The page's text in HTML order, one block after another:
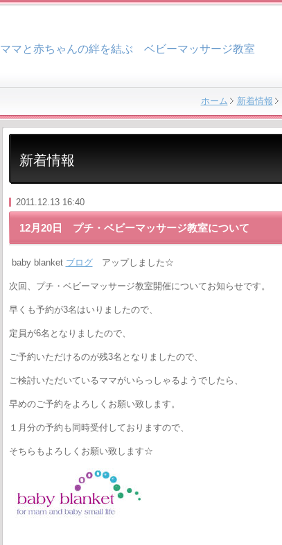
ママと赤ちゃんの絆を結ぶ ベビーマッサージ教室
ホーム 新着情報
新着情報
2011.12.13 16:40
12月20日 プチ・ベビーマッサージ教室について
baby blanket ブログアップしました☆
次回、プチ・ベビーマッサージ教室開催についてお知らせです。
早くも予約が3名はいりましたので、
定員が6名となりましたので、
ご予約いただけるのが残3名となりましたので、
ご検討いただいているママがいらっしゃるようでしたら、
早めのご予約をよろしくお願い致します。
１月分の予約も同時受付しておりますので、
そちらもよろしくお願い致します☆